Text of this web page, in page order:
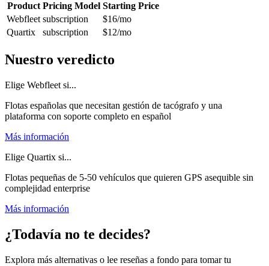
Product Pricing Model Starting Price
Webfleet subscription $16/mo
Quartix
subscription $12/mo
Nuestro veredicto
Elige Webfleet si...
Flotas españolas que necesitan gestión de tacógrafo y una
plataforma con soporte completo en español
Más información
Elige Quartix si...
Flotas pequeñas de 5-50 vehículos que quieren GPS asequible sin
complejidad enterprise
Más información
¿Todavía no te decides?
Explora más alternativas o lee reseñas a fondo para tomar tu